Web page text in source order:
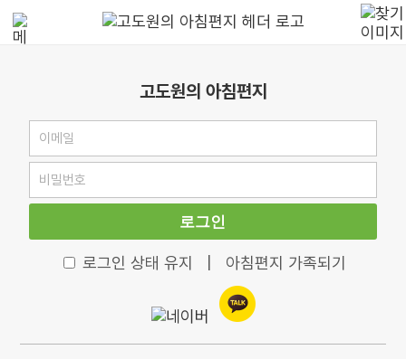
고도원의 아침편지
로그인
로그인 상태 유지 아침편지 가족되기